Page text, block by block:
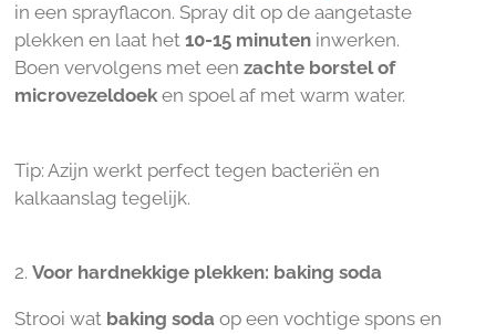
in een sprayflacon. Spray dit op de aangetaste
plekken en laat het 10-15 minuteninwerken.
Boen vervolgens met een zachte borstel of
microvezeldoeken spoel af met warm water.
Tip: Azijn werkt perfect tegen bacteriën en
kalkaanslag tegelijk.
2. Voor hardnekkige plekken: baking soda
Strooi wat baking sodaop een vochtige spons en